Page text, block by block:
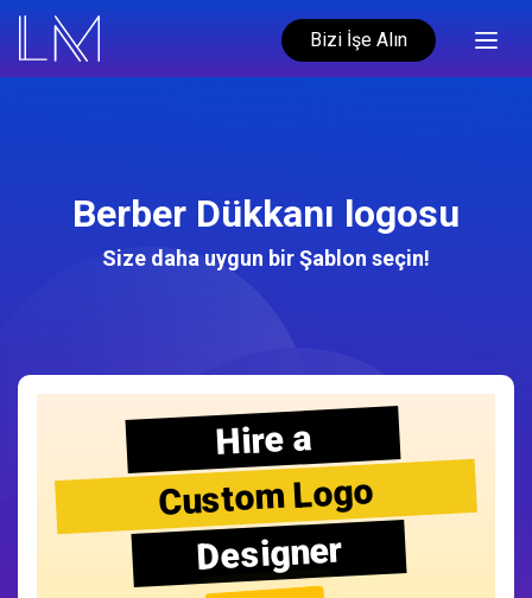
Bizi İşe Alın
Berber Dükkanı logosu
Size daha uygun bir Şablon seçin!
Hire a
Custom Logo
Designer